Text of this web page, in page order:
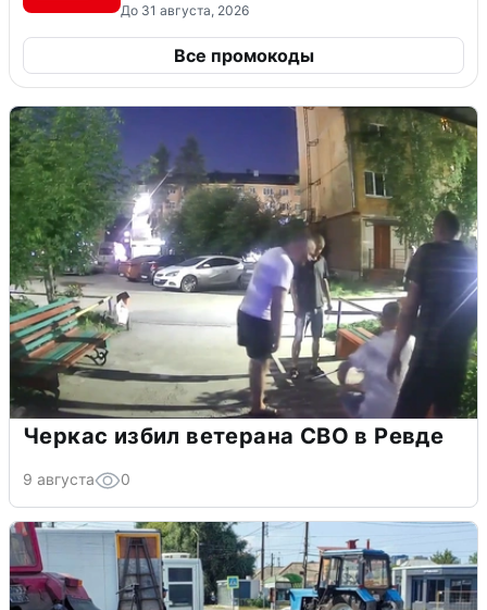
До 31 августа, 2026
Все промокоды
Черкас избил ветерана СВО в Ревде
9 августа 0